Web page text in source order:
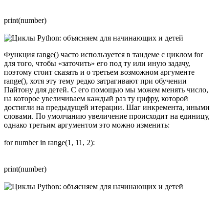
print(number)
Функция range() часто используется в тандеме с циклом for
для того, чтобы «заточить» его под ту или иную задачу,
поэтому стоит сказать и о третьем возможном аргументе
range(), хотя эту тему редко затрагивают при обучении
Пайтону для детей. С его помощью мы можем менять число,
на которое увеличиваем каждый раз ту цифру, которой
достигли на предыдущей итерации. Шаг инкремента, иными
словами. По умолчанию увеличение происходит на единицу,
однако третьим аргументом это можно изменить:
for number in range(1, 11, 2):
print(number)